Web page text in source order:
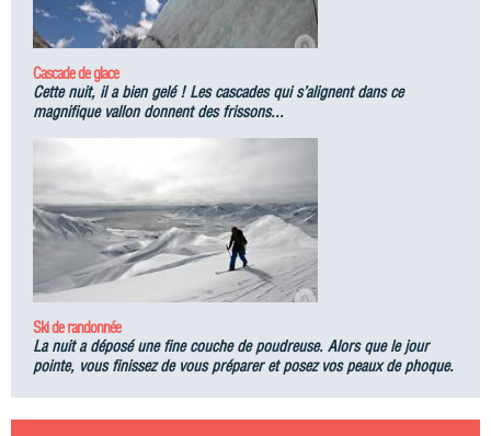
Cascade de glace
Cette nuit, il a bien gelé ! Les cascades qui s’alignent dans ce
magnifique vallon donnent des frissons...
Ski de randonnée
La nuit a déposé une fine couche de poudreuse. Alors que le jour
pointe, vous finissez de vous préparer et posez vos peaux de phoque.